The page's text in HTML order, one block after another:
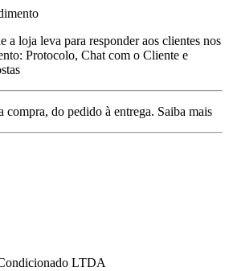
a loja leva para responder aos clientes nos
Protocolo, Chat com o Cliente e
compra, do pedido à entrega. Saiba mais
LTDA